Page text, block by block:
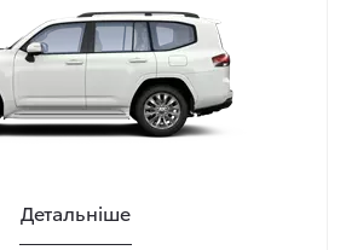
Детальніше